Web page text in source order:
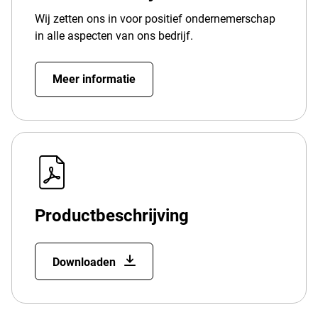
Wij zetten ons in voor positief ondernemerschap
in alle aspecten van ons bedrijf.
Meer informatie
Productbeschrijving
Downloaden